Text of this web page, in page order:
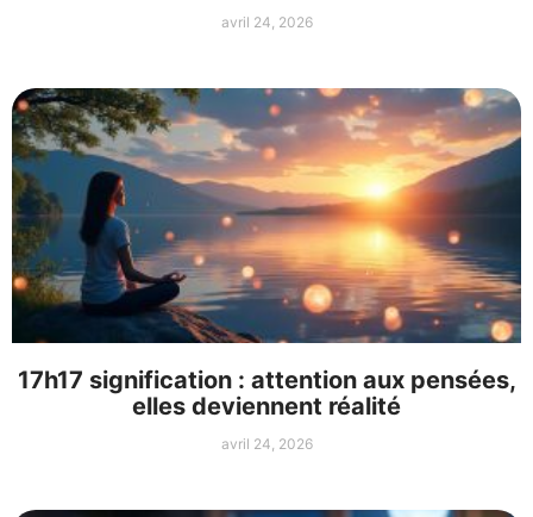
avril 24, 2026
17h17 signification : attention aux pensées,
elles deviennent réalité
avril 24, 2026